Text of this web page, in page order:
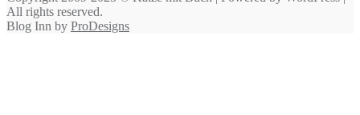
All rights reserved.
Blog Inn by ProDesigns